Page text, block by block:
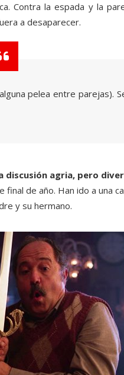
Contra la espada y la
a desaparecer.
pelea entre parejas).
discusión agria, pero
de año. Han ido a una
y su hermano.